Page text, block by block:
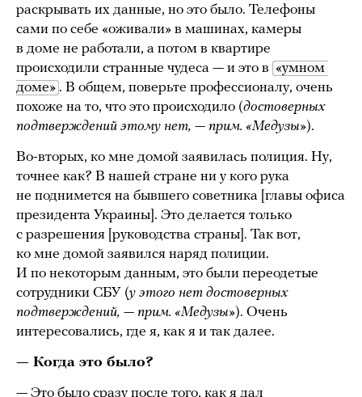
раскрывать их данные, но это было. Телефоны
сами по себе «оживали» в машинах, камеры
в доме не работали, а потом в квартире
происходили странные чудеса — и это в «умном
доме» . В общем, поверьте профессионалу, очень
похоже на то, что это происходило (достоверных
подтверждений этому нет, — прим. «Медузы»).
Во-вторых, ко мне домой заявилась полиция. Ну,
точнее как? В нашей стране ни у кого рука
не поднимется на бывшего советника [главы офиса
президента Украины]. Это делается только
с разрешения [руководства страны]. Так вот,
ко мне домой заявился наряд полиции.
И по некоторым данным, это были переодетые
сотрудники СБУ (у этого нет достоверных
подтверждений, — прим. «Медузы»). Очень
интересовались, где я, как я и так далее.
— Когда это было?
— Это было сразу после того, как я дал